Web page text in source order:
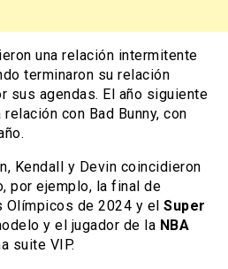
una relación intermitente
terminaron su relación
sus agendas. El año siguiente
con Bad Bunny, con
Kendall y Devin coincidieron
por ejemplo, la final de
de 2024 y el Super
y el jugador de la NBA
suite VIP.